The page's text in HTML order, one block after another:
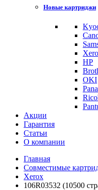
Новые картриджи
HP
OKI
Акции
Гарантия
Статьи
О компании
Главная
Совместимые
Xerox
106R03532 (10500